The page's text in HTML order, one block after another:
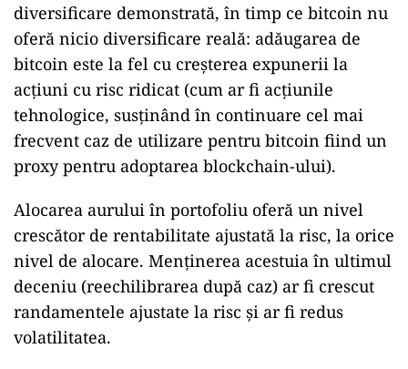
diversificare demonstrată, în timp ce bitcoin nu
oferă nicio diversificare reală: adăugarea de
bitcoin este la fel cu creșterea expunerii la
acțiuni cu risc ridicat (cum ar fi acțiunile
tehnologice, susținând în continuare cel mai
frecvent caz de utilizare pentru bitcoin fiind un
proxy pentru adoptarea blockchain-ului).
Alocarea aurului în portofoliu oferă un nivel
crescător de rentabilitate ajustată la risc, la orice
nivel de alocare. Menținerea acestuia în ultimul
deceniu (reechilibrarea după caz) ar fi crescut
randamentele ajustate la risc și ar fi redus
volatilitatea.